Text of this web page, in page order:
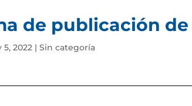
de publicación
5, 2022 |Sin categoría